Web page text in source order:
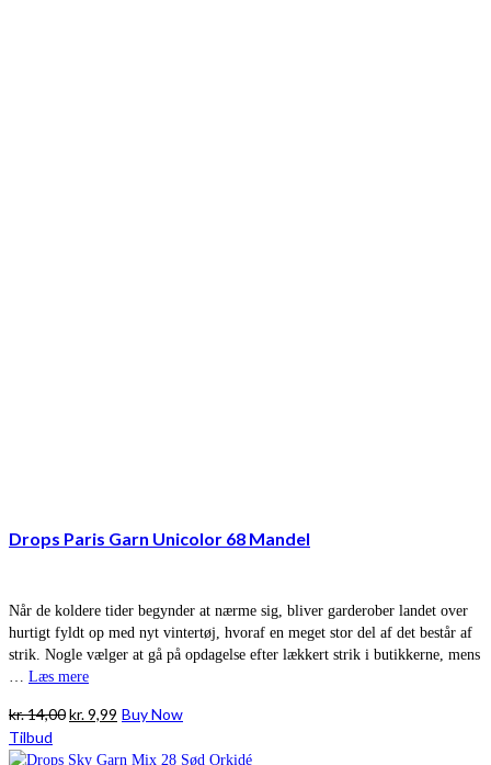
Drops Paris Garn Unicolor 68 Mandel
Når de koldere tider begynder at nærme sig, bliver garderober landet over
hurtigt fyldt op med nyt vintertøj, hvoraf en meget stor del af det består af
strik. Nogle vælger at gå på opdagelse efter lækkert strik i butikkerne, mens
… Læs mere
kr.14,00Den
pris
kr.9,99 Den
pris
Buy Now
Tilbud